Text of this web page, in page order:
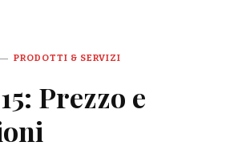
PRODOTTI & SERVIZI
Prezzo e